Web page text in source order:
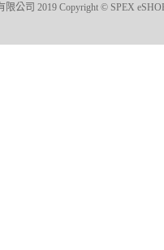
公司 2019 Copyright © SPEX